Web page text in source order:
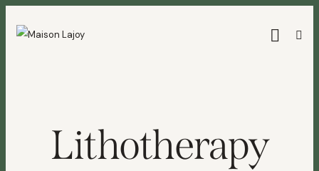
Lithotherapy